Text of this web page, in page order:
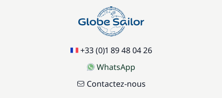
+33 (0)1 89 48 04 26
WhatsApp
Contactez-nous